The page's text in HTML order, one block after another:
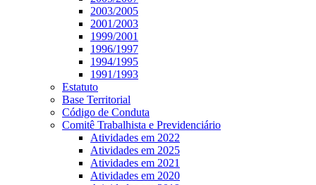
2003/2005
2001/2003
1999/2001
1996/1997
1994/1995
1991/1993
Estatuto
Base Territorial
Código de Conduta
Comitê Trabalhista e Previdenciário
Atividades em 2022
Atividades em 2025
Atividades em 2021
Atividades em 2020